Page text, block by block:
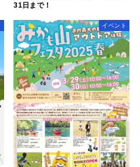
31日まで！
イベント